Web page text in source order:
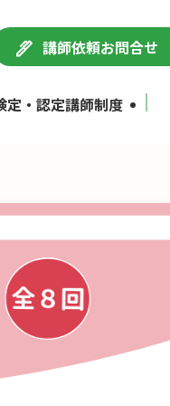
講師依頼お問合せ
定・認定講師制度